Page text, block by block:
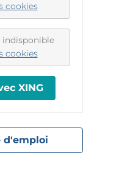
cookies
indisponible
cookies
XING
d'emploi